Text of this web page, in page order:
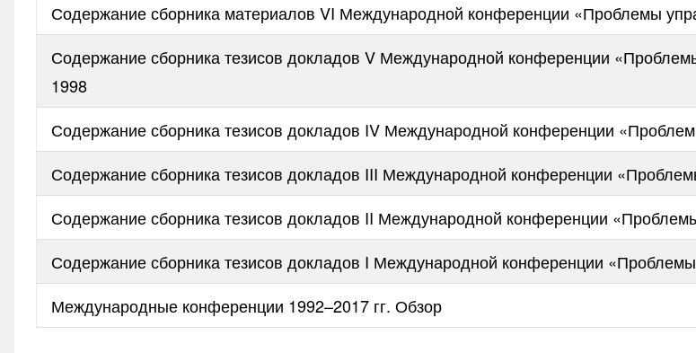
Содержание сборника материалов VI Международной конференции «Проблемы
Содержание сборника тезисов докладов V Международной конференции
1998
Содержание сборника тезисов докладов IV Международной конференции
Содержание сборника тезисов докладов III Международной конференции
Содержание сборника тезисов докладов II Международной конференции
Содержание сборника тезисов докладов I Международной конференции
Международные конференции 1992–2017 гг. Обзор